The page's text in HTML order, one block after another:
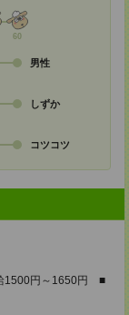
60
男性
しずか
コツコツ
1500円～1650円 ■